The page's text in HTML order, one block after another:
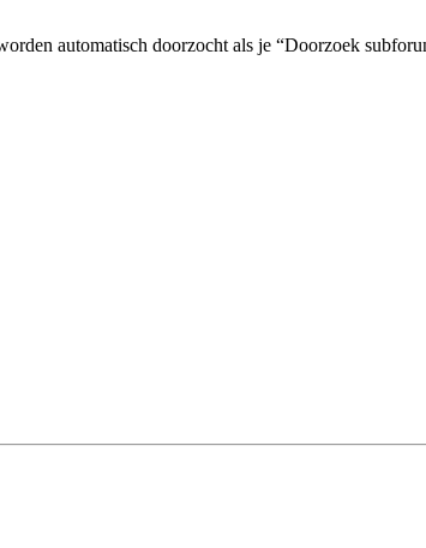
automatisch doorzocht als je “Doorzoek